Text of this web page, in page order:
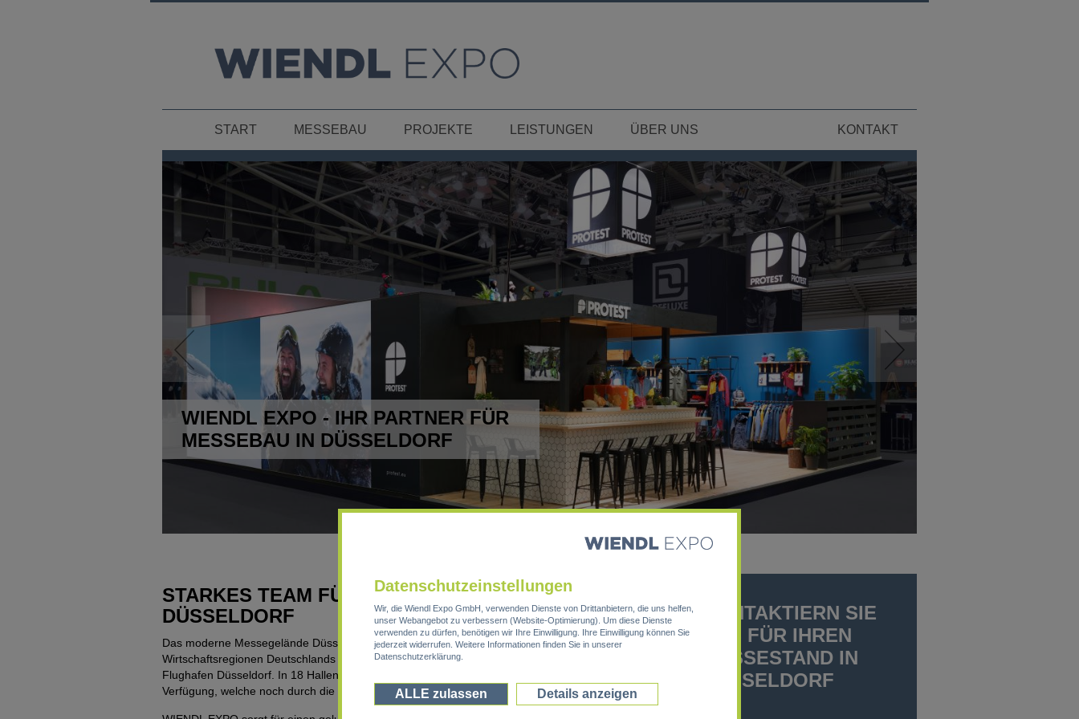
Datenschutzeinstellungen
Wir, die Wiendl Expo GmbH, verwenden Dienste von Drittanbietern, die uns helfen,
unser Webangebot zu verbessern (Website-Optimierung). Um diese Dienste
verwenden zu dürfen, benötigen wir Ihre Einwilligung. Ihre Einwilligung können Sie
jederzeit widerrufen. Weitere Informationen finden Sie in unserer
Datenschutzerklärung.
ALLE zulassen Details anzeigen
KONTAKT
START MESSEBAU PROJEKTE LEISTUNGEN ÜBER UNS
WIENDL EXPO - IHR PARTNER FÜR
MESSEBAU IN DÜSSELDORF
STARKES TEAM FÜR MESSEBAU AM STANDORT
DÜSSELDORF
Das moderne Messegelände Düsseldorf befindet sich mitten in einer der stärksten
Wirtschaftsregionen Deutschlands und überzeugt mit einer guten Anbindung, vor allem auch zum
Flughafen Düsseldorf. In 18 Hallen stehen den Ausstellern 262.727 m² Ausstellungsfläche zur
Verfügung, welche noch durch die 43.000 m² große Freifläche ergänzt wird.
KONTAKTIERN SIE
UNS FÜR IHREN
MESSESTAND IN
DÜSSELDORF